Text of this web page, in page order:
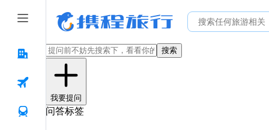
搜索
我要提问
问答标签